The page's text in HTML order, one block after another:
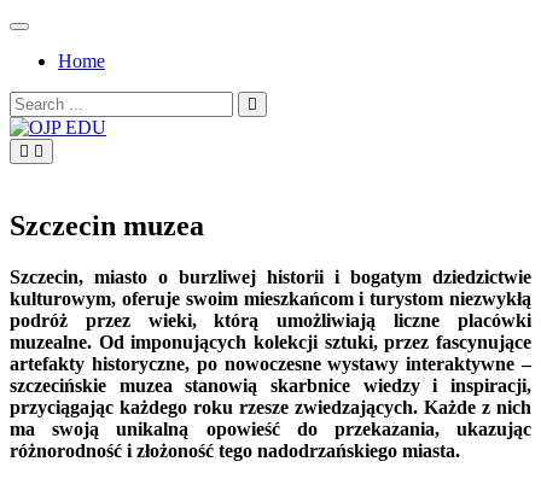
Skip
contentHome
Search
for:
Szczecin muzea
Szczecin, miasto o burzliwej historii i bogatym dziedzictwie
kulturowym, oferuje swoim mieszkańcom i turystom niezwykłą
podróż przez wieki, którą umożliwiają liczne placówki
muzealne. Od imponujących kolekcji sztuki, przez fascynujące
artefakty historyczne, po nowoczesne wystawy interaktywne –
szczecińskie muzea stanowią skarbnice wiedzy i inspiracji,
przyciągając każdego roku rzesze zwiedzających. Każde z nich
ma swoją unikalną opowieść do przekazania, ukazując
różnorodność i złożoność tego nadodrzańskiego miasta.